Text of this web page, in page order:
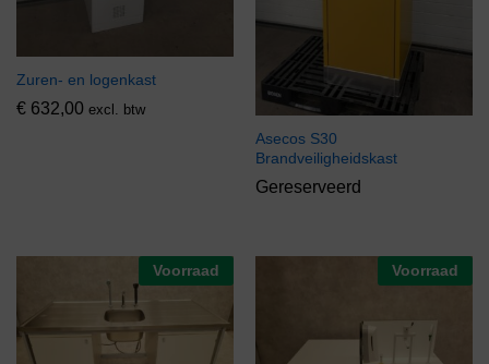
Zuren- en logenkast
€ 632,00 excl. btw
Asecos S30
Brandveiligheidskast
Gereserveerd
Voorraad Voorraad